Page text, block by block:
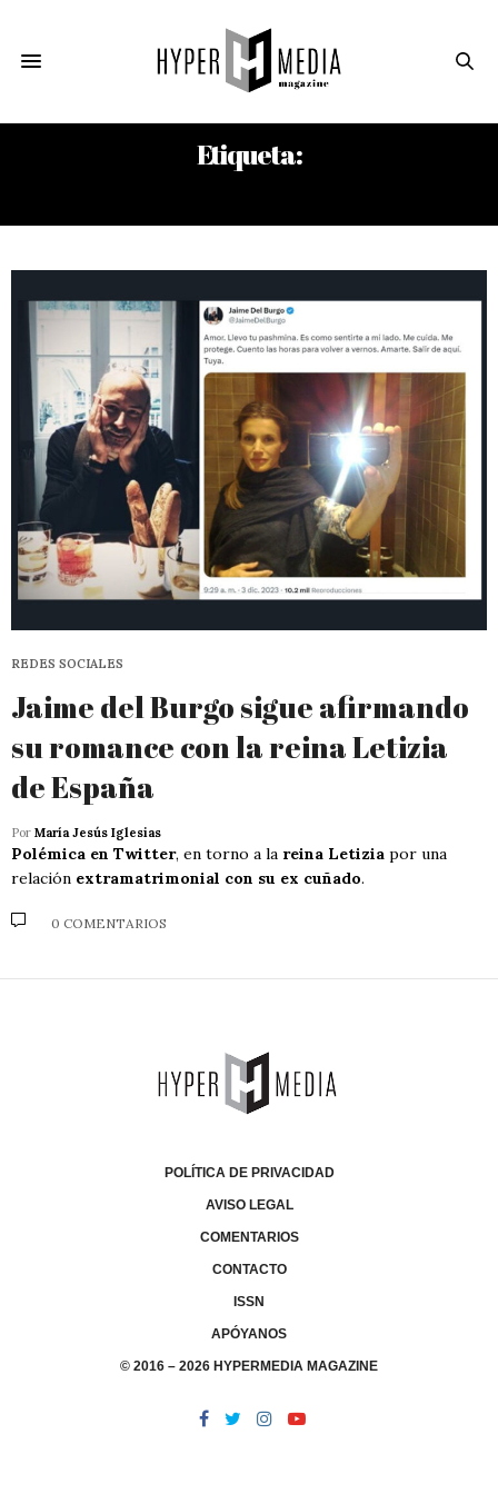
Etiqueta:
REDES SOCIALES
Jaime del Burgo sigue afirmando
su romance con la reina Letizia
de España
Por María Jesús Iglesias
Polémica en Twitter, en torno a la reina Letizia por una
relación extramatrimonial con su ex cuñado.
0 COMENTARIOS
POLÍTICA DE PRIVACIDAD
AVISO LEGAL
COMENTARIOS
CONTACTO
ISSN
APÓYANOS
© 2016 – 2026 HYPERMEDIA MAGAZINE